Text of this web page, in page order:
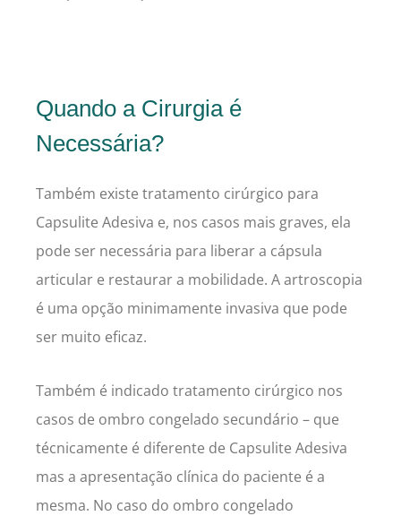
Quando a Cirurgia é
Necessária?
Também existe tratamento cirúrgico para
Capsulite Adesiva e, nos casos mais graves, ela
pode ser necessária para liberar a cápsula
articular e restaurar a mobilidade. A artroscopia
é uma opção minimamente invasiva que pode
ser muito eficaz.
Também é indicado tratamento cirúrgico nos
casos de ombro congelado secundário – que
técnicamente é diferente de Capsulite Adesiva
mas a apresentação clínica do paciente é a
mesma. No caso do ombro congelado